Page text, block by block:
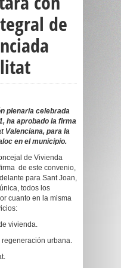
de
plenaria celebrada
ha aprobado la firma
Valenciana, para la
en el municipio.
de Vivienda
de este convenio,
para Sant Joan,
todos los
cuanto en la misma
vivienda.
urbana.